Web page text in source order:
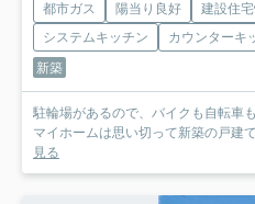
都市ガス 陽当り良好 建設住
システムキッチン
カウンターキ
新築
駐輪場があるので、バイクも自転車
マイホームは思い切って新築の戸建
見る